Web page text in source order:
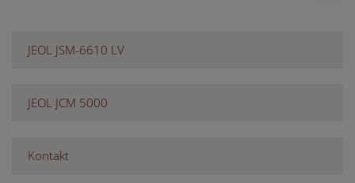
JEOL JSM-6610 LV
JEOL JCM 5000
Kontakt